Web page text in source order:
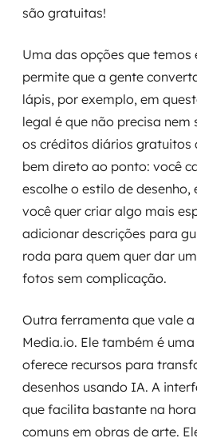
são gratuitas!
Uma das opções que temos
permite que a gente
lápis, por exemplo, em
legal é que não precisa
os créditos diários gratuitos
bem direto ao ponto: você
escolhe o estilo de desenho,
você quer criar algo mais
adicionar descrições para
roda para quem quer dar
fotos sem complicação.
Outra ferramenta que vale a
Media.io. Ele também é
oferece recursos para
desenhos usando IA. A
que facilita bastante na
comuns em obras de arte.